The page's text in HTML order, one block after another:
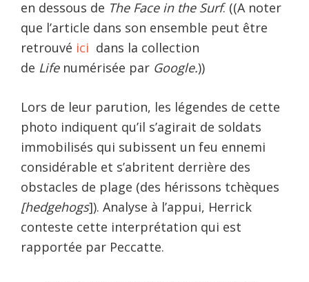
en dessous de The Face in the Surf. ((A noter
que l’article dans son ensemble peut être
retrouvé ici dans la collection
de Lifenumérisée par Google.))
Lors de leur parution, les légendes de cette
photo indiquent qu’il s’agirait de soldats
immobilisés qui subissent un feu ennemi
considérable et s’abritent derrière des
obstacles de plage (des hérissons tchèques
[hedgehogs]). Analyse à l’appui, Herrick
conteste cette interprétation qui est
rapportée par Peccatte.